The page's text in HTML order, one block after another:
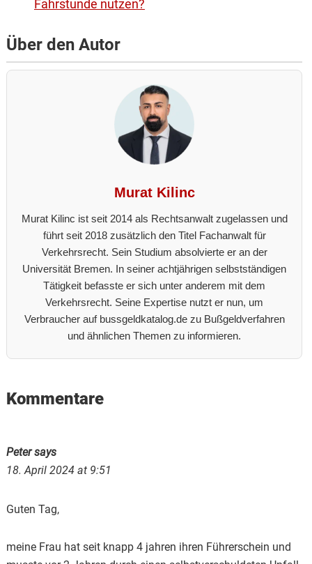
Fahrstunde nutzen?
Über den Autor
Murat Kilinc
Murat Kilinc ist seit 2014 als Rechtsanwalt zugelassen und
führt seit 2018 zusätzlich den Titel Fachanwalt für
Verkehrsrecht. Sein Studium absolvierte er an der
Universität Bremen. In seiner achtjährigen selbstständigen
Tätigkeit befasste er sich unter anderem mit dem
Verkehrsrecht. Seine Expertise nutzt er nun, um
Verbraucher auf bussgeldkatalog.de zu Bußgeldverfahren
und ähnlichen Themen zu informieren.
Reader
Kommentare
Petersays
18. April 2024 at 9:51
Guten Tag,
meine Frau hat seit knapp 4 jahren ihren Führerschein und